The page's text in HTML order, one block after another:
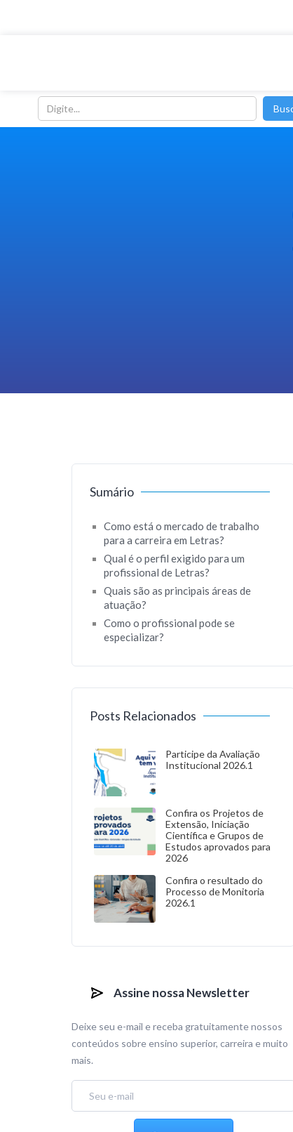
Sumário
Como está o mercado de trabalho
para a carreira em Letras?
Qual é o perfil exigido para um
profissional de Letras?
Quais são as principais áreas de
atuação?
Como o profissional pode se
especializar?
Posts Relacionados
Participe da Avaliação
Institucional 2026.1
Confira os Projetos de
Extensão, Iniciação
Científica e Grupos de
Estudos aprovados para
2026
Confira o resultado do
Processo de Monitoria
2026.1
Assine nossa Newsletter
Deixe seu e-mail e receba gratuitamente nossos
conteúdos sobre ensino superior, carreira e muito
mais.